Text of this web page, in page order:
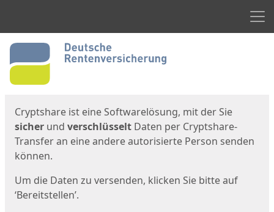
Start
Cryptshare ist eine Softwarelösung, mit der Sie
sicher und verschlüsselt Daten per Cryptshare-
Transfer an eine andere autorisierte Person senden
können.
Um die Daten zu versenden, klicken Sie bitte auf
‘Bereitstellen’.